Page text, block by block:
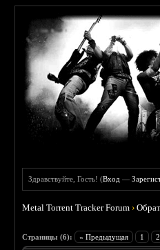
Здравствуйте, Гость! (Вход —
Metal Torrent Tracker Forum ›
Страницы (6): « Предыдущая 1 2